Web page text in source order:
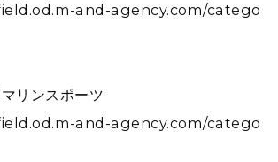
and-agency.com/catego
マリンスポーツ
and-agency.com/catego